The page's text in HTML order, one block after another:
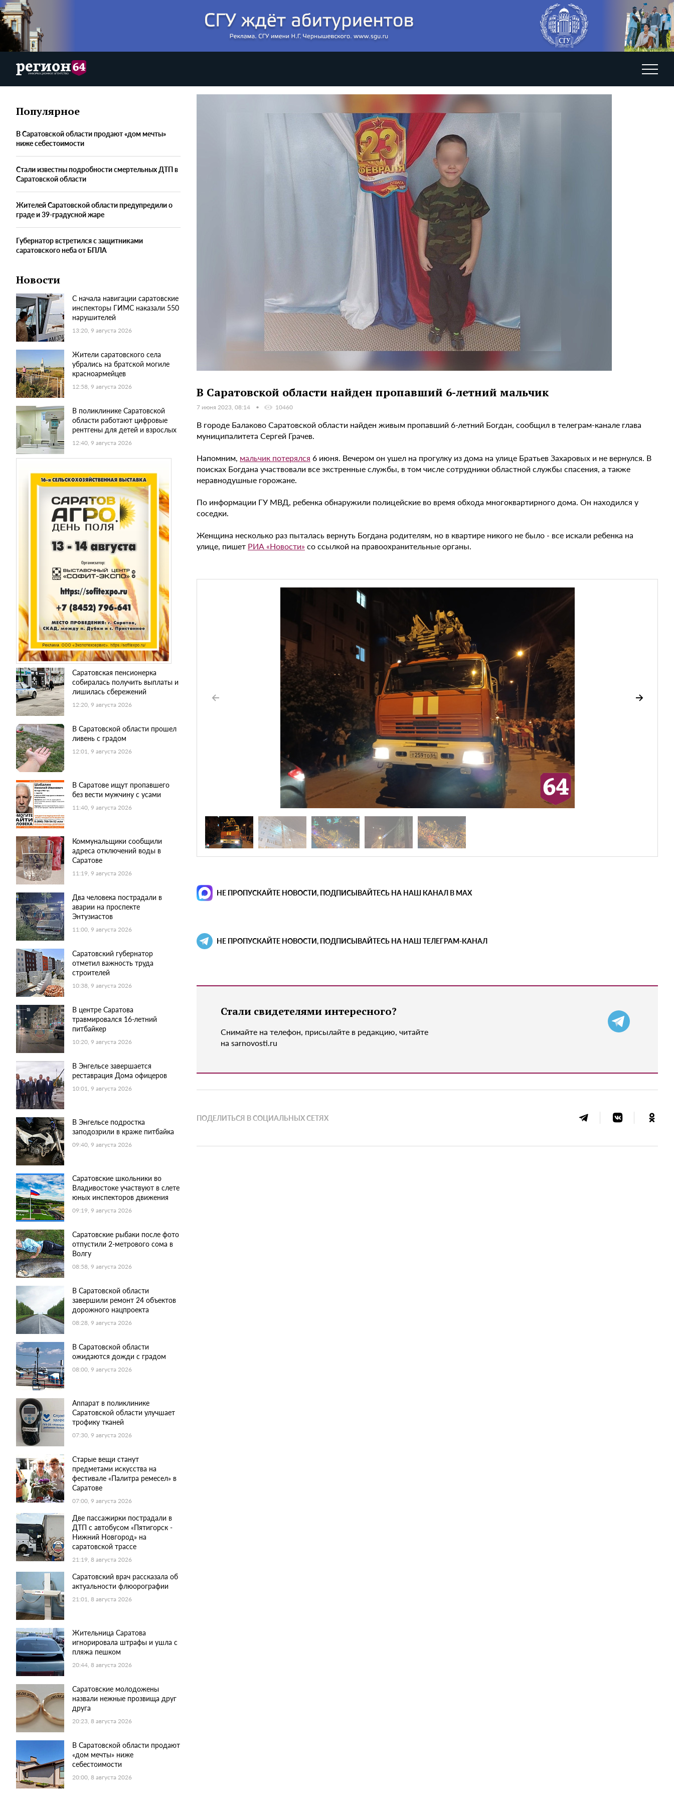
Популярное
В Саратовской области продают «дом мечты»
ниже себестоимости
Стали известны подробности смертельных ДТП в
Саратовской области
Жителей Саратовской области предупредили о
граде и 39-градусной жаре
Губернатор встретился с защитниками
саратовского неба от БПЛА
Новости
С начала навигации саратовские
инспекторы ГИМС наказали 550
нарушителей
13:20, 9 августа 2026
Жители саратовского села
убрались на братской могиле
красноармейцев
12:58, 9 августа 2026
В поликлинике Саратовской
области работают цифровые
рентгены для детей и взрослых
12:40, 9 августа 2026
Саратовская пенсионерка
собиралась получить выплаты и
лишилась сбережений
12:20, 9 августа 2026
В Саратовской области прошел
ливень с градом
12:01, 9 августа 2026
В Саратове ищут пропавшего
без вести мужчину с усами
11:40, 9 августа 2026
Коммунальщики сообщили
адреса отключений воды в
Саратове
11:19, 9 августа 2026
Два человека пострадали в
аварии на проспекте
Энтузиастов
11:00, 9 августа 2026
Саратовский губернатор
отметил важность труда
строителей
10:38, 9 августа 2026
В центре Саратова
травмировался 16-летний
питбайкер
10:20, 9 августа 2026
В Энгельсе завершается
реставрация Дома офицеров
10:01, 9 августа 2026
В Энгельсе подростка
заподозрили в краже питбайка
09:40, 9 августа 2026
Саратовские школьники во
Владивостоке участвуют в слете
юных инспекторов движения
09:19, 9 августа 2026
Саратовские рыбаки после фото
отпустили 2-метрового сома в
Волгу
08:58, 9 августа 2026
В Саратовской области
завершили ремонт 24 объектов
дорожного нацпроекта
08:28, 9 августа 2026
В Саратовской области
ожидаются дожди с градом
08:00, 9 августа 2026
Аппарат в поликлинике
Саратовской области улучшает
трофику тканей
07:30, 9 августа 2026
Старые вещи станут
предметами искусства на
фестивале «Палитра ремесел» в
Саратове
07:00, 9 августа 2026
Две пассажирки пострадали в
ДТП с автобусом «Пятигорск -
Нижний Новгород» на
саратовской трассе
21:19, 8 августа 2026
Саратовский врач рассказала об
актуальности флюорографии
21:01, 8 августа 2026
Жительница Саратова
игнорировала штрафы и ушла с
пляжа пешком
20:44, 8 августа 2026
Саратовские молодожены
назвали нежные прозвища друг
друга
20:23, 8 августа 2026
В Саратовской области продают
«дом мечты» ниже
себестоимости
20:00, 8 августа 2026
В Саратовской области найден пропавший 6-летний мальчик
7 июня 2023, 08:14 10460
В городе Балаково Саратовской области найден живым пропавший 6-летний Богдан, сообщил в телеграм-канале глава
муниципалитета Сергей Грачев.
Напомним, мальчик потерялся 6 июня. Вечером он ушел на прогулку из дома на улице Братьев Захаровых и не вернулся. В
поисках Богдана участвовали все экстренные службы, в том числе сотрудники областной службы спасения, а также
неравнодушные горожане.
По информации ГУ МВД, ребенка обнаружили полицейские во время обхода многоквартирного дома. Он находился у
соседки.
Женщина несколько раз пыталась вернуть Богдана родителям, но в квартире никого не было - все искали ребенка на
улице, пишет РИА «Новости» со ссылкой на правоохранительные органы.
НЕ ПРОПУСКАЙТЕ НОВОСТИ, ПОДПИСЫВАЙТЕСЬ НА НАШ КАНАЛ В MAX
НЕ ПРОПУСКАЙТЕ НОВОСТИ, ПОДПИСЫВАЙТЕСЬ НА НАШ ТЕЛЕГРАМ-КАНАЛ
Стали свидетелями интересного?
Снимайте на телефон, присылайте в редакцию, читайте
на sarnovosti.ru
ПОДЕЛИТЬСЯ В СОЦИАЛЬНЫХ СЕТЯХ